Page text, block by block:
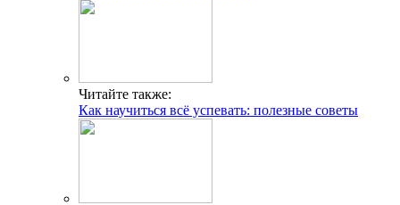
Читайте также:
Как научиться всё успевать: полезные советы